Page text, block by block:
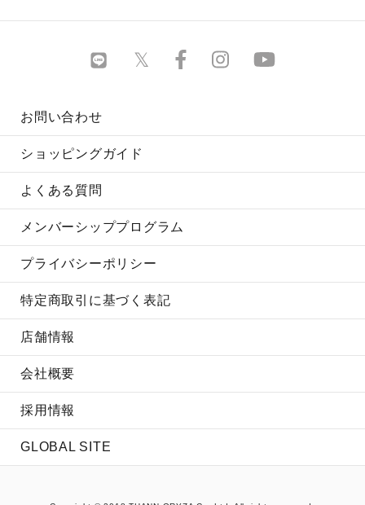
お問い合わせ
ショッピングガイド
よくある質問
メンバーシッププログラム
プライバシーポリシー
特定商取引に基づく表記
店舗情報
会社概要
採用情報
GLOBAL SITE